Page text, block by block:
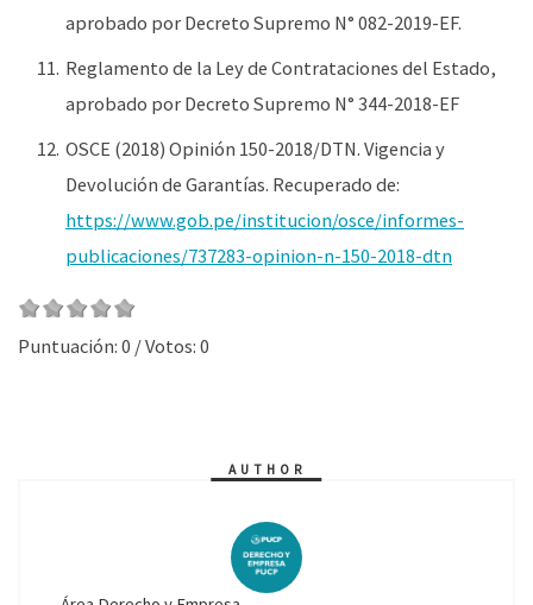
aprobado por Decreto Supremo N° 082-2019-EF.
Reglamento de la Ley de Contrataciones del Estado,
aprobado por Decreto Supremo N° 344-2018-EF
OSCE (2018) Opinión 150-2018/DTN. Vigencia y
Devolución de Garantías. Recuperado de:
https://www.gob.pe/institucion/osce/informes-
publicaciones/737283-opinion-n-150-2018-dtn
Puntuación: 0 / Votos: 0
AUTHOR